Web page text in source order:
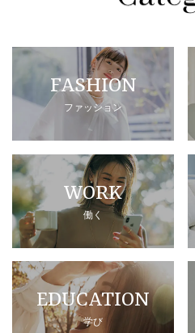
FASHION
ファッション
WORK
働く
EDUCATION
学び